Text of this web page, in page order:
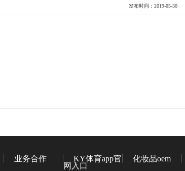
发布时间：2019-05-30
业务合作
KY体育app官
网入口
化妆品oem